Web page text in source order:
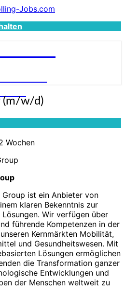
Jobs.com
(m/w/d)
Wochen
ist ein Anbieter von
klaren Bekenntnis zur
Wir verfügen über
führende Kompetenzen in der
Kernmärkten Mobilität,
und Gesundheitswesen. Mit
Lösungen ermöglichen
die Transformation ganzer
Entwicklungen und
der Menschen weltweit zu